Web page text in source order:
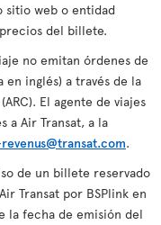
sitio web o entidad
del billete.
no emitan órdenes de
en inglés) a través de la
El agente de viajes
a Air Transat, a la
.
de un billete reservado
Transat por BSPlink en
la fecha de emisión del